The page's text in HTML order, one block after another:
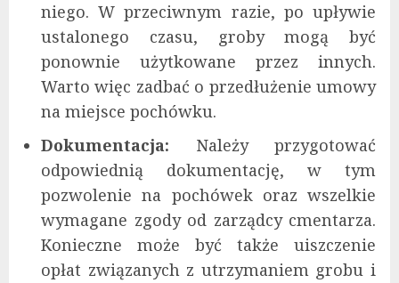
niego. W przeciwnym razie, po upływie
ustalonego czasu, groby mogą być
ponownie użytkowane przez innych.
Warto więc zadbać o przedłużenie umowy
na miejsce pochówku.
Dokumentacja: Należy przygotować
odpowiednią dokumentację, w tym
pozwolenie na pochówek oraz wszelkie
wymagane zgody od zarządcy cmentarza.
Konieczne może być także uiszczenie
opłat związanych z utrzymaniem grobu i